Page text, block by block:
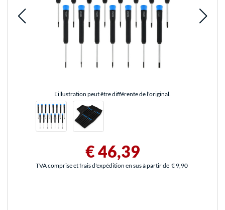
L'illustration peut être différente de l'original.
€ 46,39
TVA comprise et frais d'expédition en sus à partir de € 9,90